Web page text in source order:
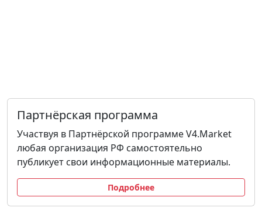
Партнёрская программа
Участвуя в Партнёрской программе V4.Market
любая организация РФ самостоятельно
публикует свои информационные материалы.
Подробнее